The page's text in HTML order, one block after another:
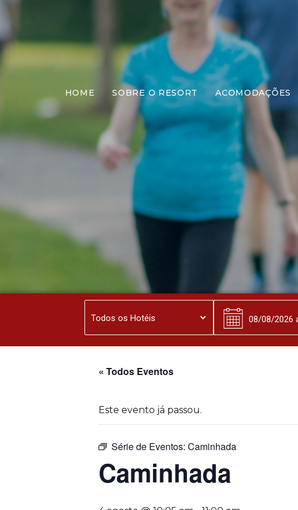
HOME SOBRE O RESORT ACOMODAÇÕES
« Todos Eventos
Este evento já passou.
Série de Eventos: Caminhada
Caminhada